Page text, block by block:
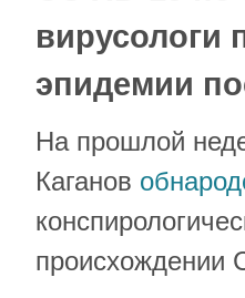
вирусологи
эпидемии
На прошлой
Каганов
происхождении